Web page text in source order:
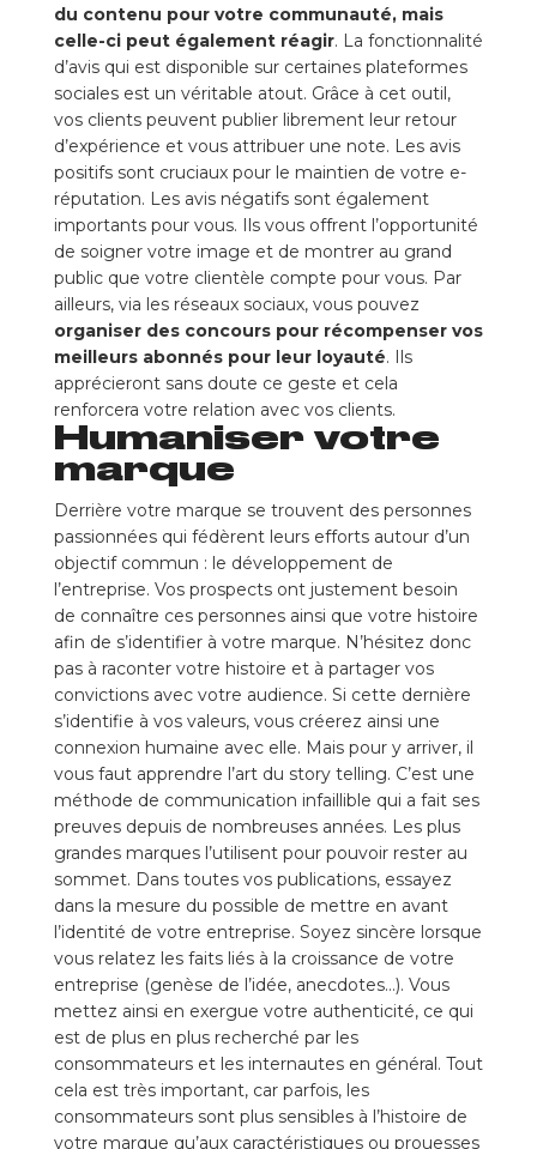
du contenu pour votre communauté, mais
celle-ci peut également réagir. La fonctionnalité
d’avis qui est disponible sur certaines plateformes
sociales est un véritable atout. Grâce à cet outil,
vos clients peuvent publier librement leur retour
d’expérience et vous attribuer une note. Les avis
positifs sont cruciaux pour le maintien de votre e-
réputation. Les avis négatifs sont également
importants pour vous. Ils vous offrent l’opportunité
de soigner votre image et de montrer au grand
public que votre clientèle compte pour vous. Par
ailleurs, via les réseaux sociaux, vous pouvez
organiser des concours pour récompenser vos
meilleurs abonnés pour leur loyauté. Ils
apprécieront sans doute ce geste et cela
renforcera votre relation avec vos clients.
Humaniser votre
marque
Derrière votre marque se trouvent des personnes
passionnées qui fédèrent leurs efforts autour d’un
objectif commun : le développement de
l’entreprise. Vos prospects ont justement besoin
de connaître ces personnes ainsi que votre histoire
afin de s’identifier à votre marque. N’hésitez donc
pas à raconter votre histoire et à partager vos
convictions avec votre audience. Si cette dernière
s’identifie à vos valeurs, vous créerez ainsi une
connexion humaine avec elle. Mais pour y arriver, il
vous faut apprendre l’art du story telling. C’est une
méthode de communication infaillible qui a fait ses
preuves depuis de nombreuses années. Les plus
grandes marques l’utilisent pour pouvoir rester au
sommet. Dans toutes vos publications, essayez
dans la mesure du possible de mettre en avant
l’identité de votre entreprise. Soyez sincère lorsque
vous relatez les faits liés à la croissance de votre
entreprise (genèse de l’idée, anecdotes…). Vous
mettez ainsi en exergue votre authenticité, ce qui
est de plus en plus recherché par les
consommateurs et les internautes en général. Tout
cela est très important, car parfois, les
consommateurs sont plus sensibles à l’histoire de
votre marque qu’aux caractéristiques ou prouesses